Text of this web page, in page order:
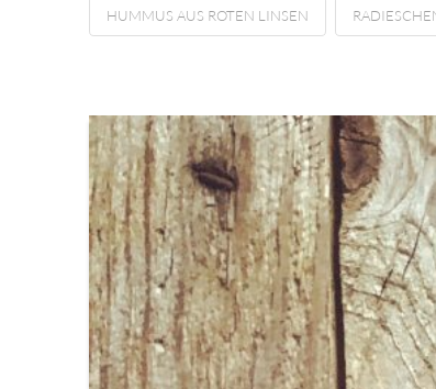
HUMMUS AUS ROTEN LINSEN